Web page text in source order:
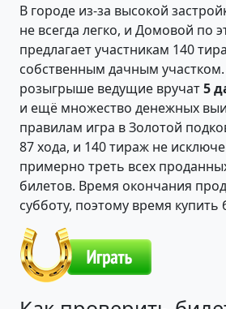
В городе из-за высокой
не всегда легко, и Домовой по
предлагает участникам 140
собственным дачным
розыгрыше ведущие вручат5
и ещё множество денежных
правилам игра в Золотой
87 хода, и 140 тираж не
примерно треть всех
билетов. Время окончания
субботу, поэтому время купить